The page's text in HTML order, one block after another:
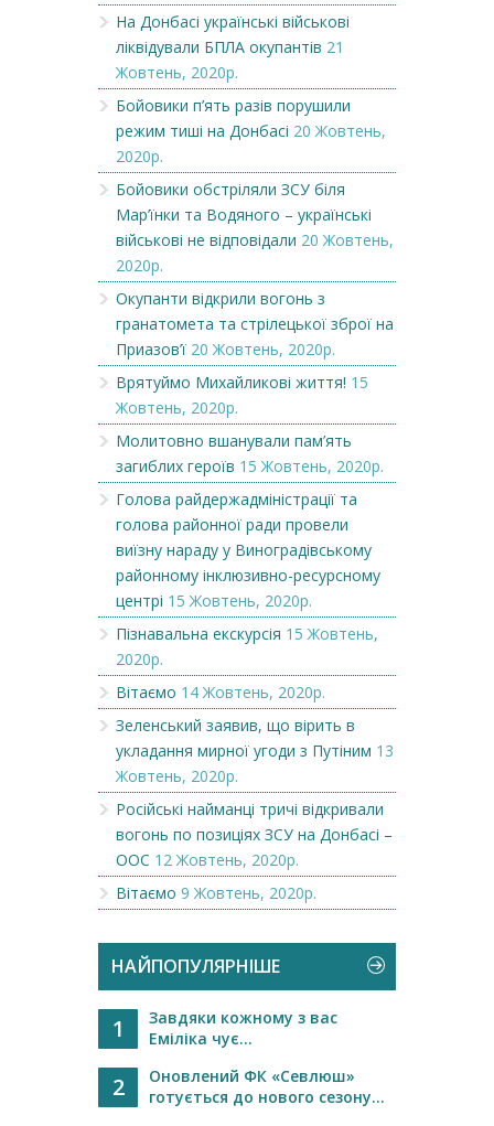
На Донбасі українські військові
ліквідували БПЛА окупантів 21
Жовтень, 2020р.
Бойовики п’ять разів порушили
режим тиші на Донбасі 20 Жовтень,
2020р.
Бойовики обстріляли ЗСУ біля
Мар’їнки та Водяного – українські
військові не відповідали 20 Жовтень,
2020р.
Окупанти відкрили вогонь з
гранатомета та стрілецької зброї на
Приазов’ї 20 Жовтень, 2020р.
Врятуймо Михайликові життя! 15
Жовтень, 2020р.
Молитовно вшанували пам’ять
загиблих героїв 15 Жовтень, 2020р.
Голова райдержадміністрації та
голова районної ради провели
виїзну нараду у Виноградівському
районному інклюзивно-ресурсному
центрі 15 Жовтень, 2020р.
Пізнавальна екскурсія 15 Жовтень,
2020р.
Вітаємо 14 Жовтень, 2020р.
Зеленський заявив, що вірить в
укладання мирної угоди з Путіним 13
Жовтень, 2020р.
Російські найманці тричі відкривали
вогонь по позиціях ЗСУ на Донбасі –
ООС 12 Жовтень, 2020р.
Вітаємо 9 Жовтень, 2020р.
НАЙПОПУЛЯРНІШЕ
1
Завдяки кожному з вас
Еміліка чує...
2
Оновлений ФК «Севлюш»
готується до нового сезону...